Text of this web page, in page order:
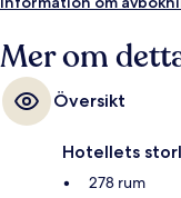
Mer om
Översikt
Hotellets
278 rum